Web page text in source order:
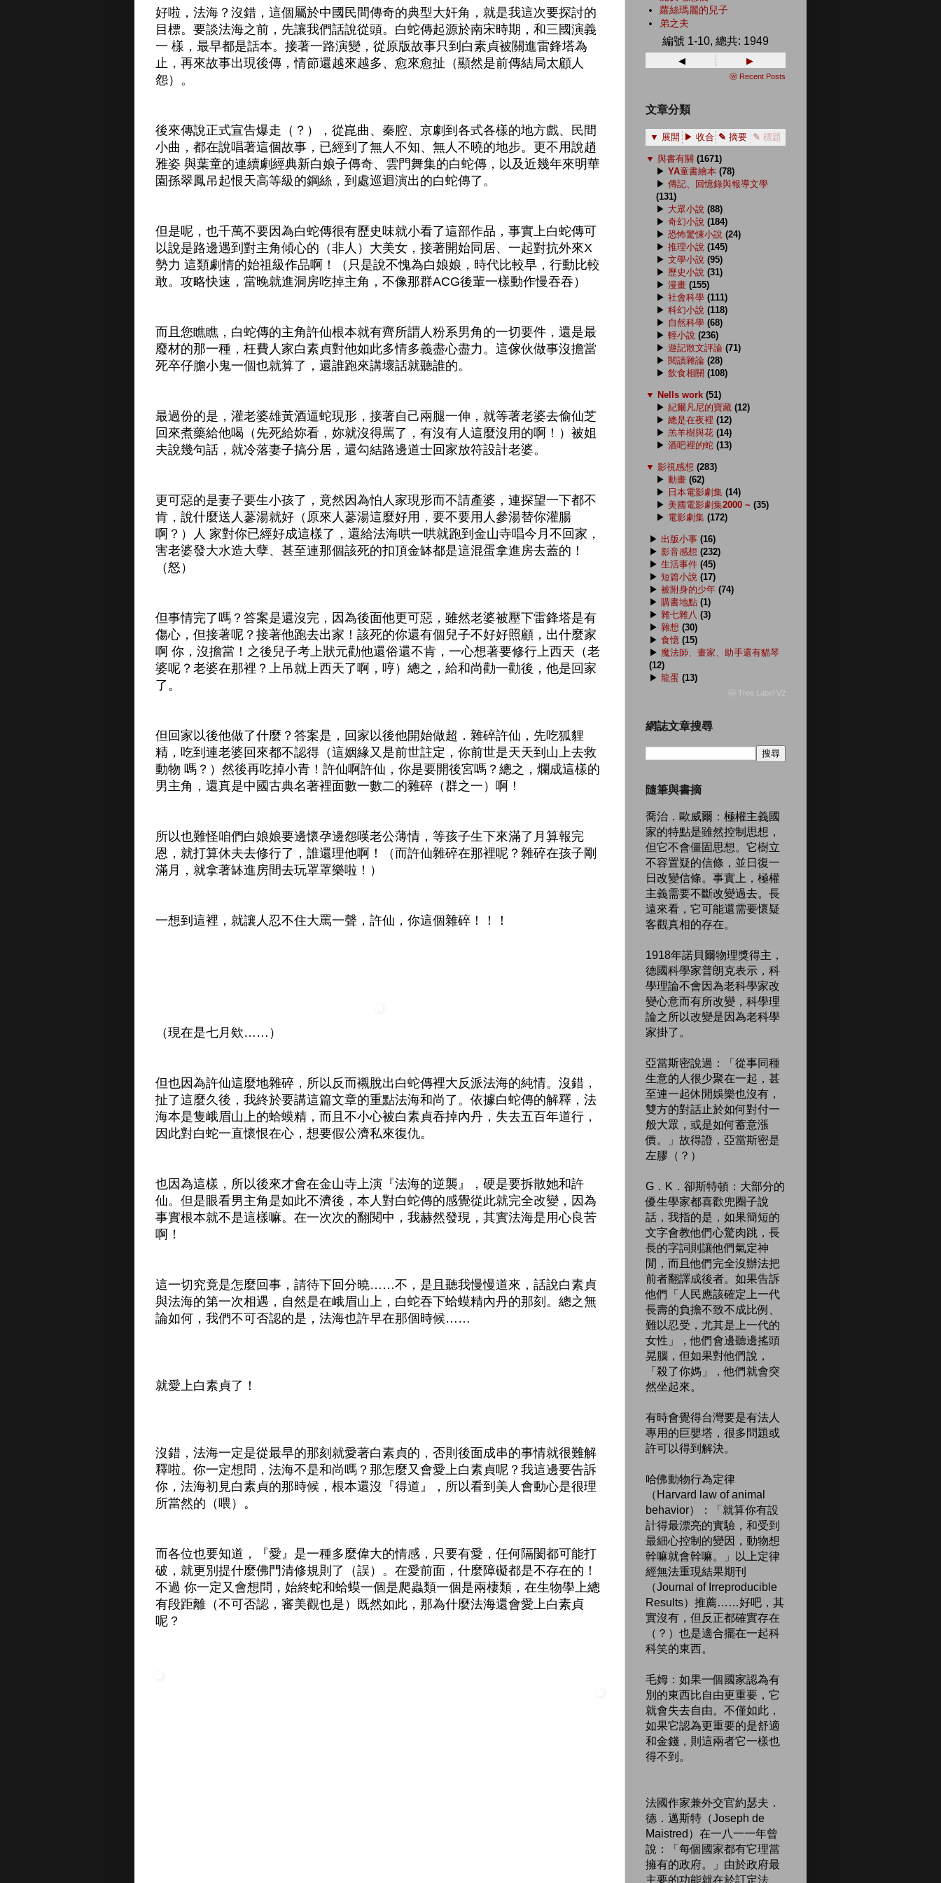
好啦，法海？沒錯，這個屬於中國民間傳奇的典型大奸角，就是我這次要探討的
目標。要談法海之前，先讓我們話說從頭。白蛇傳起源於南宋時期，和三國演義
一 樣，最早都是話本。接著一路演變，從原版故事只到白素貞被關進雷鋒塔為
止，再來故事出現後傳，情節還越來越多、愈來愈扯（顯然是前傳結局太顧人
怨）。
後來傳說正式宣告爆走（？），從崑曲、秦腔、京劇到各式各樣的地方戲、民間
小曲，都在說唱著這個故事，已經到了無人不知、無人不曉的地步。更不用說趙
雅姿 與葉童的連續劇經典新白娘子傳奇、雲門舞集的白蛇傳，以及近幾年來明華
園孫翠鳳吊起恨天高等級的鋼絲，到處巡迴演出的白蛇傳了。
但是呢，也千萬不要因為白蛇傳很有歷史味就小看了這部作品，事實上白蛇傳可
以說是路邊遇到對主角傾心的（非人）大美女，接著開始同居、一起對抗外來X
勢力 這類劇情的始祖級作品啊！（只是說不愧為白娘娘，時代比較早，行動比較
敢。攻略快速，當晚就進洞房吃掉主角，不像那群ACG後輩一樣動作慢吞吞）
而且您瞧瞧，白蛇傳的主角許仙根本就有齊所謂人粉系男角的一切要件，還是最
廢材的那一種，枉費人家白素貞對他如此多情多義盡心盡力。這傢伙做事沒擔當
死卒仔膽小鬼一個也就算了，還誰跑來講壞話就聽誰的。
最過份的是，灌老婆雄黃酒逼蛇現形，接著自己兩腿一伸，就等著老婆去偷仙芝
回來煮藥給他喝（先死給妳看，妳就沒得罵了，有沒有人這麼沒用的啊！）被姐
夫說幾句話，就冷落妻子搞分居，還勾結路邊道士回家放符設計老婆。
更可惡的是妻子要生小孩了，竟然因為怕人家現形而不請產婆，連探望一下都不
肯，說什麼送人蔘湯就好（原來人蔘湯這麼好用，要不要用人參湯替你灌腸
啊？）人 家對你已經好成這樣了，還給法海哄一哄就跑到金山寺唱今月不回家，
害老婆發大水造大孽、甚至連那個該死的扣頂金缽都是這混蛋拿進房去蓋的！
（怒）
但事情完了嗎？答案是還沒完，因為後面他更可惡，雖然老婆被壓下雷鋒塔是有
傷心，但接著呢？接著他跑去出家！該死的你還有個兒子不好好照顧，出什麼家
啊 你，沒擔當！之後兒子考上狀元勸他還俗還不肯，一心想著要修行上西天（老
婆呢？老婆在那裡？上吊就上西天了啊，哼）總之，給和尚勸一勸後，他是回家
了。
但回家以後他做了什麼？答案是，回家以後他開始做超．雜碎許仙，先吃狐貍
精，吃到連老婆回來都不認得（這姻緣又是前世註定，你前世是天天到山上去救
動物 嗎？）然後再吃掉小青！許仙啊許仙，你是要開後宮嗎？總之，爛成這樣的
男主角，還真是中國古典名著裡面數一數二的雜碎（群之一）啊！
所以也難怪咱們白娘娘要邊懷孕邊怨嘆老公薄情，等孩子生下來滿了月算報完
恩，就打算休夫去修行了，誰還理他啊！（而許仙雜碎在那裡呢？雜碎在孩子剛
滿月，就拿著缽進房間去玩罩罩樂啦！）
一想到這裡，就讓人忍不住大罵一聲，許仙，你這個雜碎！！！
（現在是七月欸……）
但也因為許仙這麼地雜碎，所以反而襯脫出白蛇傳裡大反派法海的純情。沒錯，
扯了這麼久後，我終於要講這篇文章的重點法海和尚了。依據白蛇傳的解釋，法
海本是隻峨眉山上的蛤蟆精，而且不小心被白素貞吞掉內丹，失去五百年道行，
因此對白蛇一直懷恨在心，想要假公濟私來復仇。
也因為這樣，所以後來才會在金山寺上演『法海的逆襲』，硬是要拆散她和許
仙。但是眼看男主角是如此不濟後，本人對白蛇傳的感覺從此就完全改變，因為
事實根本就不是這樣嘛。在一次次的翻閱中，我赫然發現，其實法海是用心良苦
啊！
這一切究竟是怎麼回事，請待下回分曉……不，是且聽我慢慢道來，話說白素貞
與法海的第一次相遇，自然是在峨眉山上，白蛇吞下蛤蟆精內丹的那刻。總之無
論如何，我們不可否認的是，法海也許早在那個時候……
就愛上白素貞了！
沒錯，法海一定是從最早的那刻就愛著白素貞的，否則後面成串的事情就很難解
釋啦。你一定想問，法海不是和尚嗎？那怎麼又會愛上白素貞呢？我這邊要告訴
你，法海初見白素貞的那時候，根本還沒『得道』，所以看到美人會動心是很理
所當然的（喂）。
而各位也要知道，『愛』是一種多麼偉大的情感，只要有愛，任何隔閡都可能打
破，就更別提什麼佛門清修規則了（誤）。在愛前面，什麼障礙都是不存在的！
不過 你一定又會想問，始終蛇和蛤蟆一個是爬蟲類一個是兩棲類，在生物學上總
有段距離（不可否認，審美觀也是）既然如此，那為什麼法海還會愛上白素貞
呢？
蘿絲瑪麗的兒子
弟之夫
編號 1-10, 總共: 1949
◂ ▸
ⓦ Recent Posts
文章分類
▼ 展開 ▶ 收合 ✎ 摘要 ✎ 標題
▼ 與書有關 (1671)
▶ YA童書繪本 (78)
▶ 傳記、回憶錄與報導文學
(131)
▶ 大眾小說 (88)
▶ 奇幻小說 (184)
▶ 恐怖驚悚小說 (24)
▶ 推理小說 (145)
▶ 文學小說 (95)
▶ 歷史小說 (31)
▶ 漫畫 (155)
▶ 社會科學 (111)
▶ 科幻小說 (118)
▶ 自然科學 (68)
▶ 輕小說 (236)
▶ 遊記散文評論 (71)
▶ 閱讀雜論 (28)
▶ 飲食相關 (108)
▼ Nells work (51)
▶ 紀爾凡尼的寶藏 (12)
▶ 總是在夜裡 (12)
▶ 羔羊樹與花 (14)
▶ 酒吧裡的蛇 (13)
▼ 影視感想 (283)
▶ 動畫 (62)
▶ 日本電影劇集 (14)
▶ 美國電影劇集2000 ~ (35)
▶ 電影劇集 (172)
▶ 出版小事 (16)
▶ 影音感想 (232)
▶ 生活事件 (45)
▶ 短篇小說 (17)
▶ 被附身的少年 (74)
▶ 購書地點 (1)
▶ 雜七雜八 (3)
▶ 雜想 (30)
▶ 食憶 (15)
▶ 魔法師、畫家、助手還有貓琴
(12)
▶ 龍蛋 (13)
ⓦ Tree Label V2
網誌文章搜尋
隨筆與書摘
喬治．歐威爾：極權主義國
家的特點是雖然控制思想，
但它不會僵固思想。它樹立
不容置疑的信條，並日復一
日改變信條。事實上，極權
主義需要不斷改變過去。長
遠來看，它可能還需要懷疑
客觀真相的存在。
1918年諾貝爾物理獎得主，
德國科學家普朗克表示，科
學理論不會因為老科學家改
變心意而有所改變，科學理
論之所以改變是因為老科學
家掛了。
亞當斯密說過：「從事同種
生意的人很少聚在一起，甚
至連一起休閒娛樂也沒有，
雙方的對話止於如何對付一
般大眾，或是如何蓄意漲
價。」故得證，亞當斯密是
左膠（？）
G．K．卻斯特頓：大部分的
優生學家都喜歡兜圈子說
話，我指的是，如果簡短的
文字會教他們心驚肉跳，長
長的字詞則讓他們氣定神
閒，而且他們完全沒辦法把
前者翻譯成後者。如果告訴
他們「人民應該確定上一代
長壽的負擔不致不成比例、
難以忍受，尤其是上一代的
女性」，他們會邊聽邊搖頭
晃腦，但如果對他們說，
「殺了你媽」，他們就會突
然坐起來。
有時會覺得台灣要是有法人
專用的巨嬰塔，很多問題或
許可以得到解決。
哈佛動物行為定律
（Harvard law of animal
behavior）：「就算你有設
計得最漂亮的實驗，和受到
最細心控制的變因，動物想
幹嘛就會幹嘛。」以上定律
經無法重現結果期刊
（Journal of Irreproducible
Results）推薦……好吧，其
實沒有，但反正都確實存在
（？）也是適合擺在一起科
科笑的東西。
毛姆：如果一個國家認為有
別的東西比自由更重要，它
就會失去自由。不僅如此，
如果它認為更重要的是舒適
和金錢，則這兩者它一樣也
得不到。
法國作家兼外交官約瑟夫．
德．邁斯特（Joseph de
Maistred）在一八一一年曾
說：「每個國家都有它理當
擁有的政府。」由於政府最
主要的功能就在於訂定法